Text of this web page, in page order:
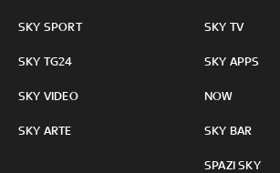
SKY SPORT
SKY TG24
SKY VIDEO
SKY ARTE
SKY TV
SKY APPS
NOW
SKY BAR
SPAZI SKY